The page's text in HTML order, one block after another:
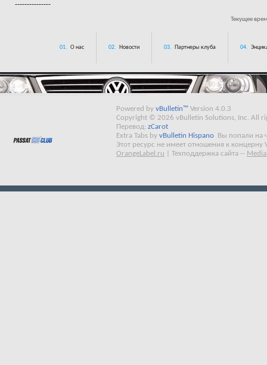
---------------
Текущее
01. О нас 02. Новости 03. Партнеры клуба 04.
Powered by vBulletin™ Version 4.0.3
Copyright © 2026 vBulletin Solutions, Inc. All
Перевод: zCarot
Extra Tabs by vBulletin Hispano
Вы попали на
Этот ресурс не имеет отношения к концерну
OrangeLabel.ru
Техподдержка сайта --